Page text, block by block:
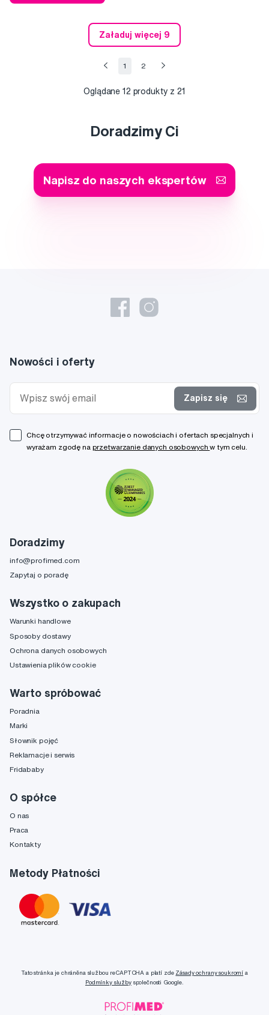
Załaduj więcej 9
1 2
Oglądane 12 produkty z 21
Doradzimy Ci
Napisz do naszych ekspertów
Doradzimy
info@profimed.com
Zapytaj o poradę
Wszystko o zakupach
Warunki handlowe
Sposoby dostawy
Ochrona danych osobowych
Ustawienia plików cookie
Warto spróbować
Poradnia
Marki
Słownik pojęć
Reklamacje i serwis
Fridababy
O spółce
O nas
Praca
Kontakty
Metody Płatności
Nowości i oferty
Zapisz się
Chcę otrzymywać informacje o nowościach i ofertach specjalnych i
wyrażam zgodę na przetwarzanie danych osobowychw tym celu.
Tato stránka je chráněna službou reCAPTCHA a platí zde Zásady ochrany soukromí a
Podmínky službyspolečnosti Google.